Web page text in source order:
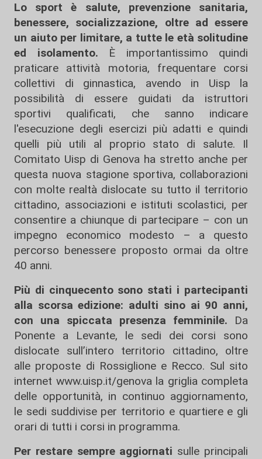
Lo sport è salute, prevenzione sanitaria,
benessere, socializzazione, oltre ad essere
un aiuto per limitare, a tutte le età solitudine
ed isolamento. È importantissimo quindi
praticare attività motoria, frequentare corsi
collettivi di ginnastica, avendo in Uisp la
possibilità di essere guidati da istruttori
sportivi qualificati, che sanno indicare
l'esecuzione degli esercizi più adatti e quindi
quelli più utili al proprio stato di salute. Il
Comitato Uisp di Genova ha stretto anche per
questa nuova stagione sportiva, collaborazioni
con molte realtà dislocate su tutto il territorio
cittadino, associazioni e istituti scolastici, per
consentire a chiunque di partecipare – con un
impegno economico modesto – a questo
percorso benessere proposto ormai da oltre
40 anni.
Più di cinquecento sono stati i partecipanti
alla scorsa edizione: adulti sino ai 90 anni,
con una spiccata presenza femminile. Da
Ponente a Levante, le sedi dei corsi sono
dislocate sull’intero territorio cittadino, oltre
alle proposte di Rossiglione e Recco. Sul sito
internet www.uisp.it/genova la griglia completa
delle opportunità, in continuo aggiornamento,
le sedi suddivise per territorio e quartiere e gli
orari di tutti i corsi in programma.
Per restare sempre aggiornati sulle principali